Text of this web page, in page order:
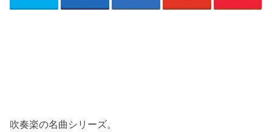
吹奏楽の名曲シリーズ。